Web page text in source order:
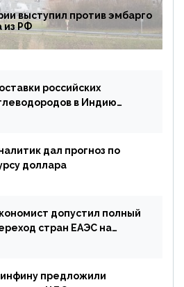
выступил против эмбарго
из РФ
российских
в Индию
дал прогноз по
доллара
допустил полный
стран ЕАЭС на
предложили